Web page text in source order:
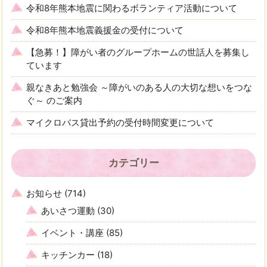
令和8年熊本地震に関わるボランティア活動について
令和8年熊本地震義援金の受付について
【急募！】障がい者のグループホームの世話人を募集し
ています
親なきあと勉強会 ～障がいのある人の大切な想いをつな
ぐ～ のご案内
マイクロバス貸出予約の受付時間変更について
カテゴリー
お知らせ (714)
あいさつ運動 (30)
イベント・講座 (85)
キッチンカー (18)